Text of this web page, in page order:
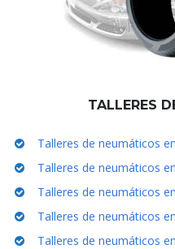
TALLERES
Talleres de neumáticos
Talleres de neumáticos
Talleres de neumáticos
Talleres de neumáticos
Talleres de neumáticos